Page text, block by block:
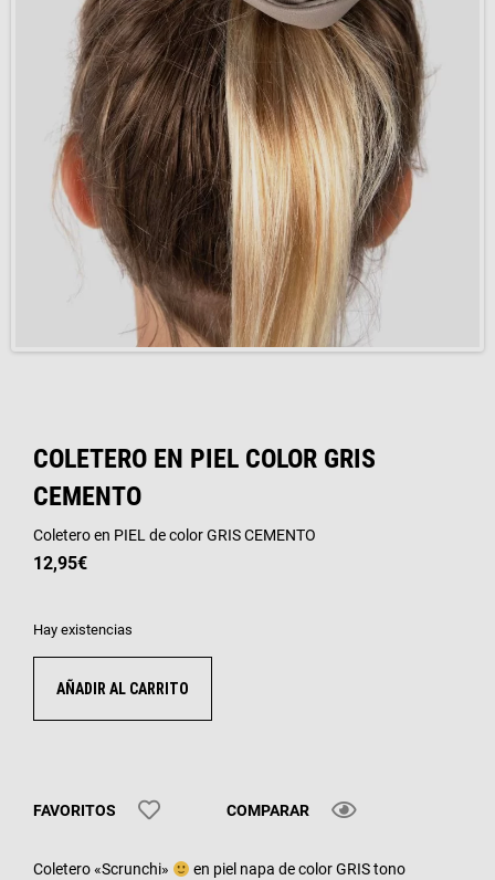
COLETERO EN PIEL COLOR GRIS
CEMENTO
Coletero en PIEL de color GRIS CEMENTO
12,95€
Hay existencias
AÑADIR AL CARRITO
FAVORITOS COMPARAR
Coletero «Scrunchi»
en piel napa de color GRIS tono